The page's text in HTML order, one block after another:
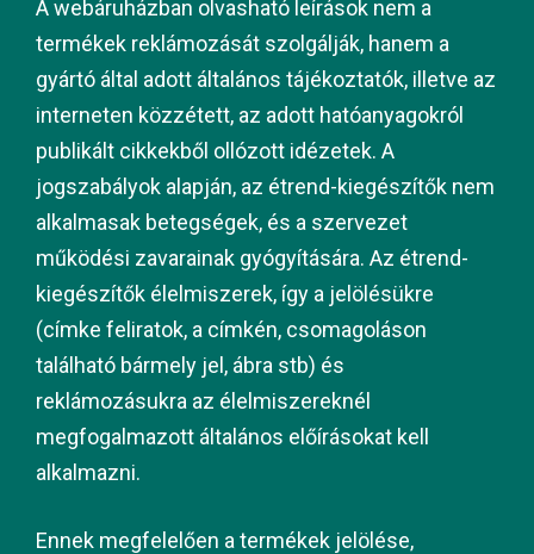
A webáruházban olvasható leírások nem a
termékek reklámozását szolgálják, hanem a
gyártó által adott általános tájékoztatók, illetve az
interneten közzétett, az adott hatóanyagokról
publikált cikkekből ollózott idézetek. A
jogszabályok alapján, az étrend-kiegészítők nem
alkalmasak betegségek, és a szervezet
működési zavarainak gyógyítására. Az étrend-
kiegészítők élelmiszerek, így a jelölésükre
(címke feliratok, a címkén, csomagoláson
található bármely jel, ábra stb) és
reklámozásukra az élelmiszereknél
megfogalmazott általános előírásokat kell
alkalmazni.
Ennek megfelelően a termékek jelölése,